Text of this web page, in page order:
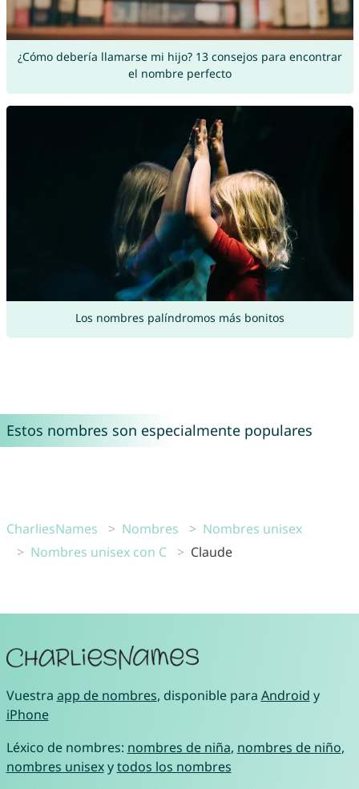
¿Cómo debería llamarse mi hijo? 13 consejos para encontrar
el nombre perfecto
Los nombres palíndromos más bonitos
Estos nombres son especialmente populares
CharliesNames Nombres
Nombres unisex
Nombres unisex con C
Claude
Vuestra app de nombres, disponible para Android y
iPhone
Léxico de nombres: nombres de niña, nombres de niño,
nombres unisexytodos los nombres